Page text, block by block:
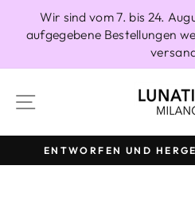
Inhalt
Wir sind vom 7. bis 24.
aufgegebene Bestellungen
SEITENNAVIGATION
100 %